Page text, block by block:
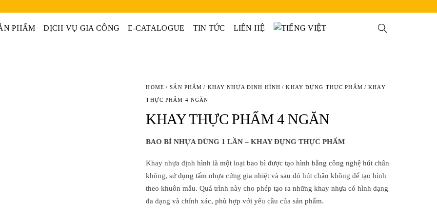
PHẨM DỊCH VỤ GIA CÔNG E-CATALOGUE TIN TỨC LIÊN HỆ
HOME/SẢN PHẨM / KHAY NHỰA ĐỊNH HÌNH /KHAY ĐỰNG THỰC PHẨM/ KHAY
THỰC PHẨM 4 NGĂN
KHAY THỰC PHẨM 4 NGĂN
BAO BÌ NHỰA DÙNG 1 LẦN – KHAY ĐỰNG THỰC PHẨM
Khay nhựa định hình là một loại bao bì được tạo hình bằng công nghệ hút chân
không, sử dụng tấm nhựa cứng gia nhiệt và sau đó hút chân không để tạo hình
theo khuôn mẫu. Quá trình này cho phép tạo ra những khay nhựa có hình dạng
đa dạng và chính xác, phù hợp với yêu cầu của sản phẩm.